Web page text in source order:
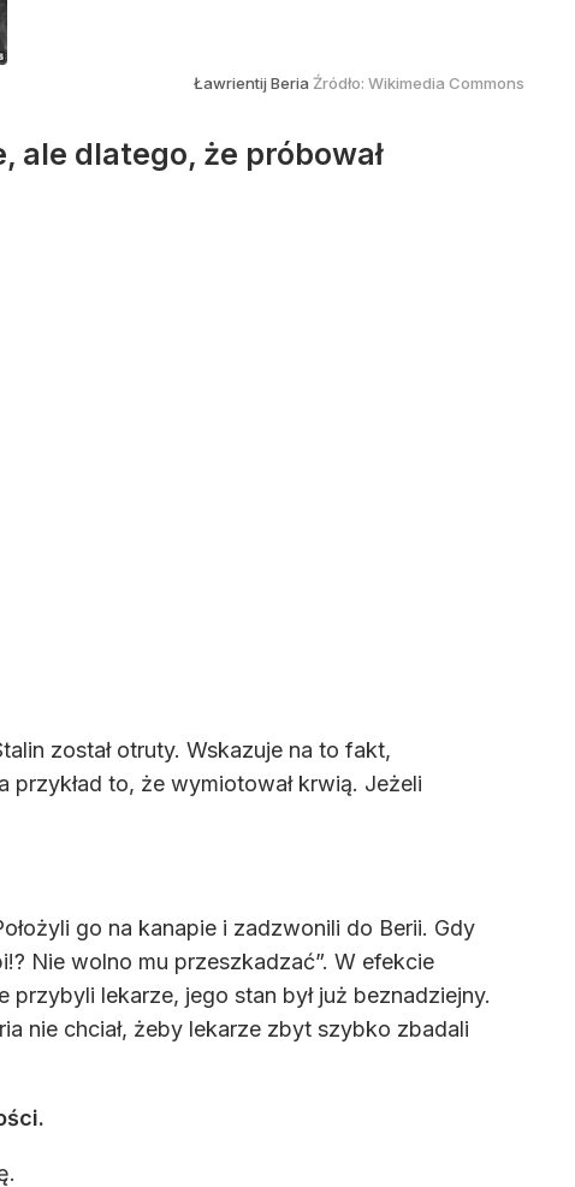
Ławrientij Beria Źródło: Wikimedia Commons
ale dlatego, że próbował
został otruty. Wskazuje na to fakt,
to, że wymiotował krwią. Jeżeli
go na kanapie i zadzwonili do Berii. Gdy
Nie wolno mu przeszkadzać”. W efekcie
lekarze, jego stan był już beznadziejny.
nie chciał, żeby lekarze zbyt szybko zbadali